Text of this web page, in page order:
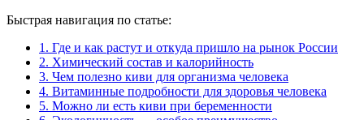
Быстрая навигация по статье:
1. Где и как растут и откуда пришло на рынок России
2. Химический состав и калорийность
3. Чем полезно киви для организма человека
4. Витаминные подробности для здоровья человека
5. Можно ли есть киви при беременности